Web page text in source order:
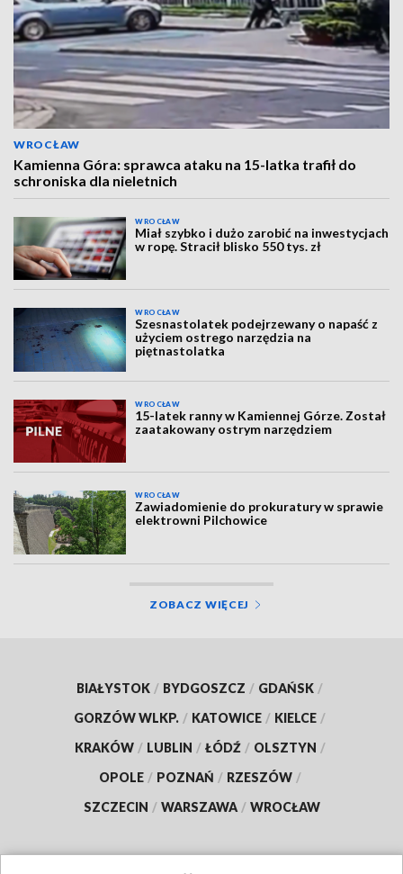
WROCŁAW
Kamienna Góra: sprawca ataku na 15-latka trafił do
schroniska dla nieletnich
WROCŁAW
Miał szybko i dużo zarobić na inwestycjach
w ropę. Stracił blisko 550 tys. zł
WROCŁAW
Szesnastolatek podejrzewany o napaść z
użyciem ostrego narzędzia na
piętnastolatka
WROCŁAW
15-latek ranny w Kamiennej Górze. Został
zaatakowany ostrym narzędziem
WROCŁAW
Zawiadomienie do prokuratury w sprawie
elektrowni Pilchowice
ZOBACZ WIĘCEJ
BIAŁYSTOK / BYDGOSZCZ / GDAŃSK /
GORZÓW WLKP. / KATOWICE / KIELCE /
KRAKÓW / LUBLIN / ŁÓDŹ / OLSZTYN /
OPOLE / POZNAŃ / RZESZÓW /
SZCZECIN / WARSZAWA / WROCŁAW